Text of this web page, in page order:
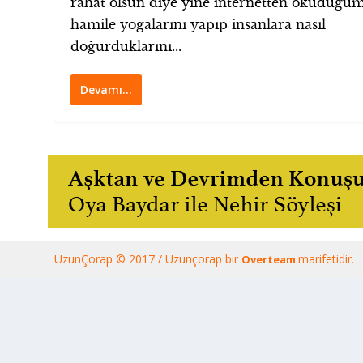
hamile yogalarını yapıp insanlara nasıl
doğurduklarını...
Devamı…
UzunÇorap © 2017 / Uzunçorap bir Overteammarifetidir.